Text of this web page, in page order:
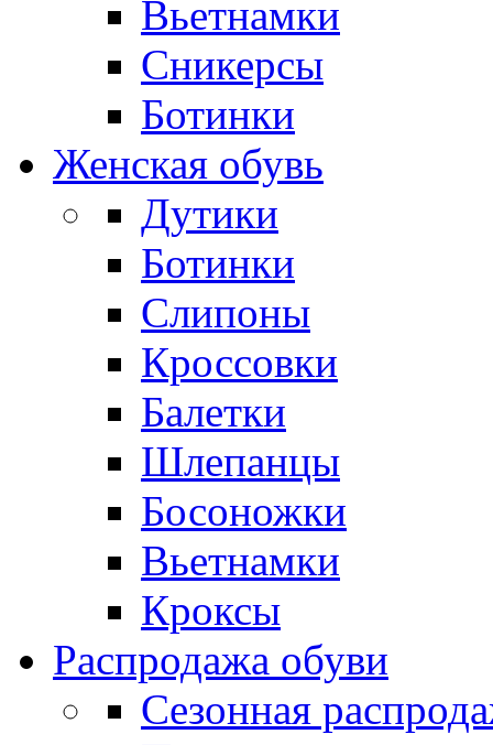
Вьетнамки
Сникерсы
Ботинки
Женская обувь
Дутики
Ботинки
Слипоны
Кроссовки
Балетки
Шлепанцы
Босоножки
Вьетнамки
Кроксы
Распродажа обуви
Сезонная